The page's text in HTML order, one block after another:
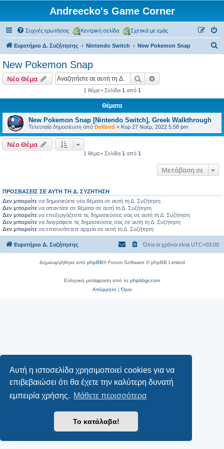
Αυτή η ιστοσελίδα χρησιμοποιεί cookies για να
επιβεβαιώσει ότι θα έχετε την καλύτερη δυνατή
εμπειρία χρήσης. Μάθετε περισσότερα
Το κατάλαβα!
Andreecko's Game Corner
Συχνές ερωτήσεις Κεντρική σελίδα Σχετικά με εμάς
Ευρετήριο Δ. Συζήτησης Nintendo Switch New Pokemon Snap
New Pokemon Snap
Νέο Θέμα Αναζήτηση
1 θέμα • Σελίδα 1 από 1
Θέματα
New Pokemon Snap [Nintendo Switch], Greek Walkthrough
Τελευταία δημοσίευση από Delibird « Κυρ 27 Νοέμ, 2022 5:58 pm
Νέο Θέμα
1 θέμα • Σελίδα 1 από 1
Μετάβαση σε
ΠΡΟΣΒΆΣΕΙΣ ΣΕ ΑΥΤΉ ΤΗ Δ. ΣΥΖΉΤΗΣΗ
Δεν μπορείτε να δημοσιεύετε νέα θέματα σε αυτή τη Δ. Συζήτηση
Δεν μπορείτε να απαντάτε σε θέματα σε αυτή τη Δ. Συζήτηση
Δεν μπορείτε να επεξεργάζεστε τις δημοσιεύσεις σας σε αυτή τη Δ. Συζήτηση
Δεν μπορείτε να διαγράφετε τις δημοσιεύσεις σας σε αυτή τη Δ. Συζήτηση
Δεν μπορείτε να επισυνάπτετε αρχεία σε αυτή τη Δ. Συζήτηση
Ευρετήριο Δ. Συζήτησης Όλοι οι χρόνοι είναι UTC+03:00
Δημιουργήθηκε από phpBB® Forum Software © phpBB Limited
Ελληνική μετάφραση από το phpbbgr.com
Απόρρητο|Όροι